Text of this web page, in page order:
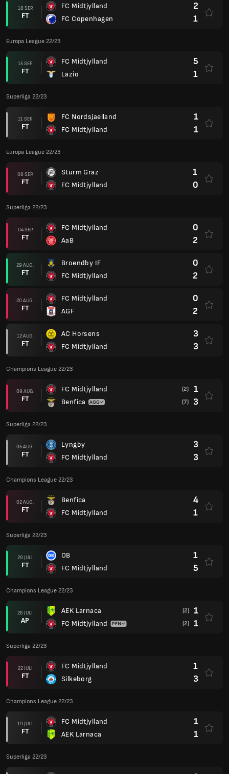
18 SEP.
FT
FC Midtjylland
FC Copenhagen
2
1
Europa League 22/23
15 SEP.
FT
FC Midtjylland
Lazio
5
1
Superliga 22/23
11 SEP.
FT
FC Nordsjaelland
FC Midtjylland
1
1
Europa League 22/23
08 SEP.
FT
Sturm Graz
FC Midtjylland
1
0
Superliga 22/23
04 SEP.
FT
FC Midtjylland
AaB
0
2
29 AUG.
FT
Broendby IF
FC Midtjylland
0
2
20 AUG.
FT
FC Midtjylland
AGF
0
2
12 AUG.
FT
AC Horsens
FC Midtjylland
3
3
Champions League 22/23
09 AUG.
FT
FC Midtjylland
Benfica
(2) 1
(7) 3
Superliga 22/23
05 AUG.
FT
Lyngby
FC Midtjylland
3
3
Champions League 22/23
02 AUG.
FT
Benfica
FC Midtjylland
4
1
Superliga 22/23
29 JULI
FT
OB
FC Midtjylland
1
5
Champions League 22/23
26 JULI
AP
AEK Larnaca
FC Midtjylland
(2) 1
(2) 1
Superliga 22/23
22 JULI
FT
FC Midtjylland
Silkeborg
1
3
Champions League 22/23
19 JULI
FT
FC Midtjylland
AEK Larnaca
1
1
Superliga 22/23